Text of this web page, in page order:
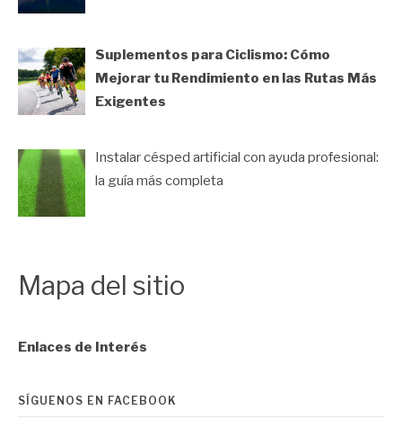
Suplementos para Ciclismo: Cómo
Mejorar tu Rendimiento en las Rutas Más
Exigentes
Instalar césped artificial con ayuda profesional:
la guía más completa
Mapa del sitio
Enlaces de Interés
SÍGUENOS EN FACEBOOK